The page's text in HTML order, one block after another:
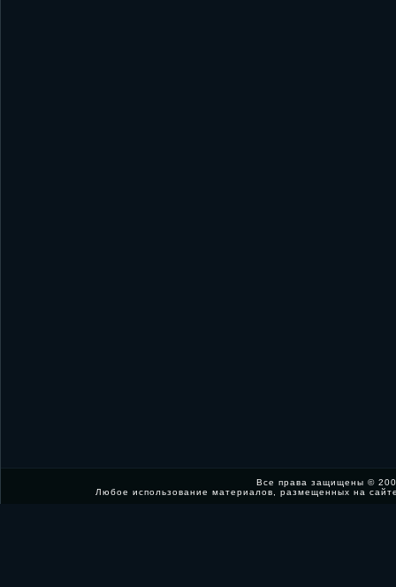
Все права защищены ©
Любое использование материалов, размещенных на